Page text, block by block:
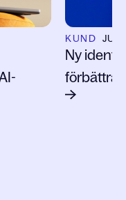
KUND
Ny
förbättrat